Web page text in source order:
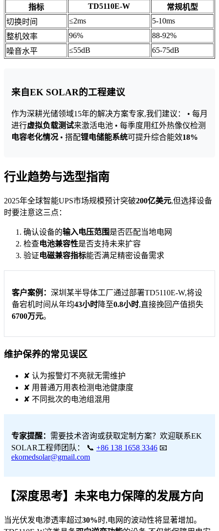
指标
TD5110E-W
常规机型
切换时间
≤2ms
5-10ms
整机效率
96%
88-92%
噪音水平
≤55dB 65-75dB
来自EK SOLAR的工程建议
作为深耕光储领域15年的解决方案专家,我们建议： • 每月
进行虚拟负载测试来激活电池 • 每季度用红外热像仪检测
电容老化情况 • 搭配锂电储能系统可提升综合能效18%
行业趋势与选型指南
2025年全球智能UPS市场规模预计突破200亿美元,但选择设备
时要注意这三点：
确认设备的输入电压范围是否匹配当地电网
检查电池兼容性是否支持未来扩容
验证电磁兼容指标能否满足精密设备需求
客户案例： 深圳某半导体工厂通过部署TD5110E-W,将设
备宕机时间从年均43小时降至0.8小时,直接挽回产值损失
6700万元。
维护保养的常见误区
✘ 认为报警灯不亮就无需维护
✘ 用普通万用表检测电池健康度
✘ 不同批次的电池组混用
专家提醒： 需要技术咨询或获取定制方案？欢迎联系EK
SOLAR工程师团队： 📞 +86 138 1658 3346 📧
ekomedsolar@gmail.com
【深度思考】未来电力保障的发展方向
当光伏发电渗透率超过30%时,电网的波动性将显著增加。